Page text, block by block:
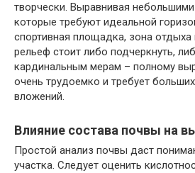
творчески. Выравнивая небольшими
которые требуют идеальной
спортивная площадка, зона
рельеф стоит либо подчеркнуть,
кардинальным мерам – полному
очень трудоемко и требует
вложений.
Влияние состава почвы на
Простой анализ почвы даст
участка. Следует оценить